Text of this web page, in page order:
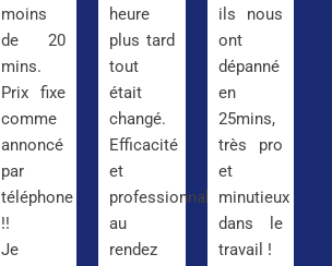
moins
de 20
mins.
Prix fixe
comme
annoncé
par
téléphone
!!
Je
heure
plus tard
tout
était
changé.
Efficacité
et
professionnalisme
au
rendez
ils nous
ont
dépanné
en
25mins,
très pro
et
minutieux
dans le
travail !